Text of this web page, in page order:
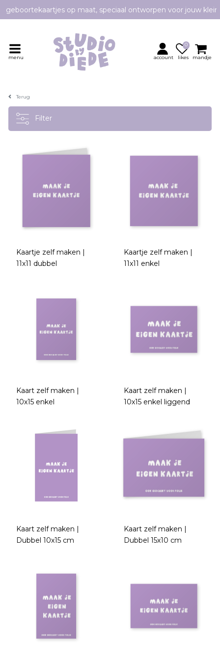
Persoonlijk contact en advies
Gratis proefdruk code: PROEF01
geboortekaartjes op maat, speciaal ontworpen voor jouw
Persoonlijk contact en advies
menu account likes
0
mandje
Terug
Filter
Kaartje zelf maken |
11x11 dubbel
Kaartje zelf maken |
11x11 enkel
Kaart zelf maken |
10x15 enkel
Kaart zelf maken |
10x15 enkel liggend
Kaart zelf maken |
Dubbel 10x15 cm
Kaart zelf maken |
Dubbel 15x10 cm